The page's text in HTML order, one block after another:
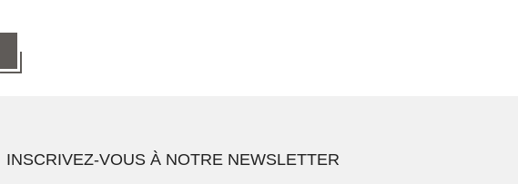
INSCRIVEZ-VOUS À NOTRE NEWSLETTER